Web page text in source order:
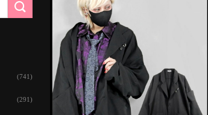
(741)
(291)